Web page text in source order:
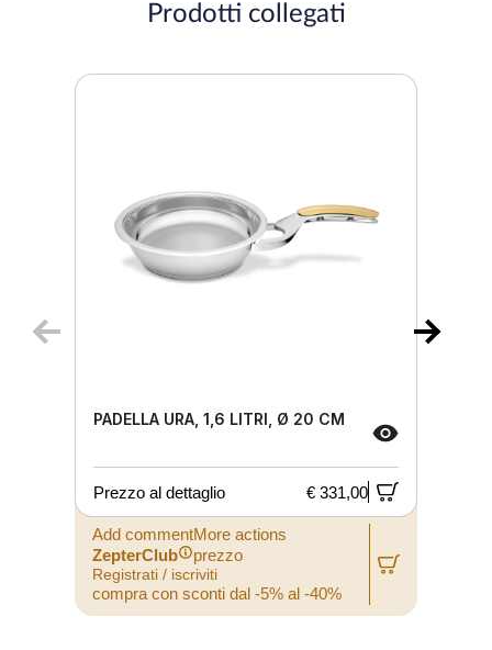
Prodotti collegati
PADELLA URA, 1,6 LITRI, Ø 20 CM
Prezzo al dettaglio € 331,00
Add commentMore actions
ZepterClub
prezzo
Registrati / iscriviti
compra con sconti dal -5% al -40%